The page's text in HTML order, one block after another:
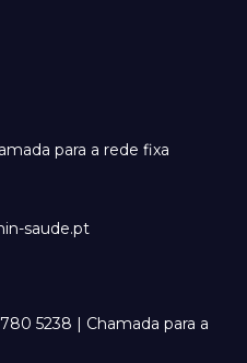
para a rede fixa
saude.pt
5238 | Chamada para a